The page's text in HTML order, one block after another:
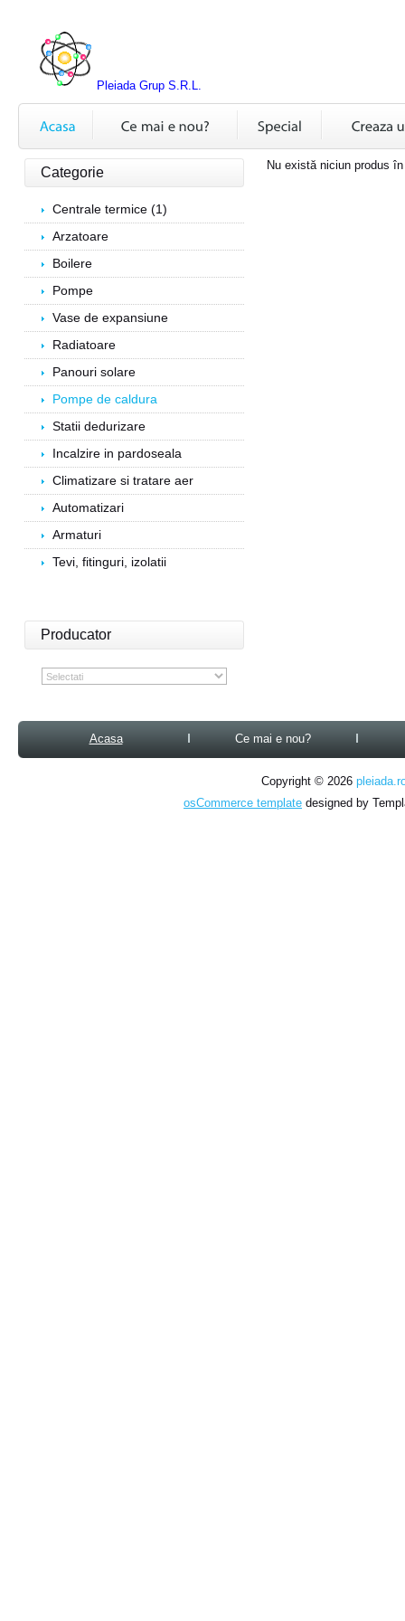
Pleiada Grup S.R.L.
Categorie
Centrale termice (1)
Arzatoare
Boilere
Pompe
Vase de expansiune
Radiatoare
Panouri solare
Pompe de caldura
Statii dedurizare
Incalzire in pardoseala
Climatizare si tratare aer
Automatizari
Armaturi
Tevi, fitinguri, izolatii
Producator
Nu există niciun produs
Acasa Ce mai e nou?
Copyright © 2026
osCommerce template designed by